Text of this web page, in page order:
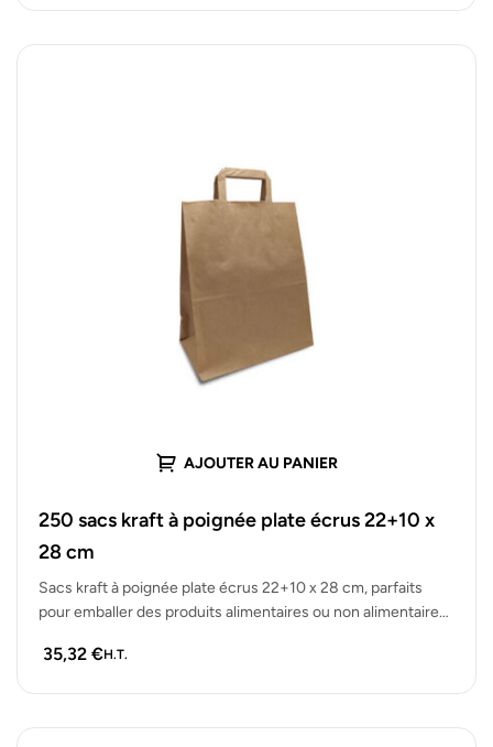
AJOUTER AU PANIER
250 sacs kraft à poignée plate écrus 22+10 x
28 cm
Sacs kraft à poignée plate écrus 22+10 x 28 cm, parfaits
pour emballer des produits alimentaires ou non alimentaires.
35,32 €H.T.